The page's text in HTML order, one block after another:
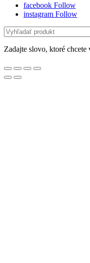
facebook Follow
instagram Follow
Zadajte slovo, ktoré